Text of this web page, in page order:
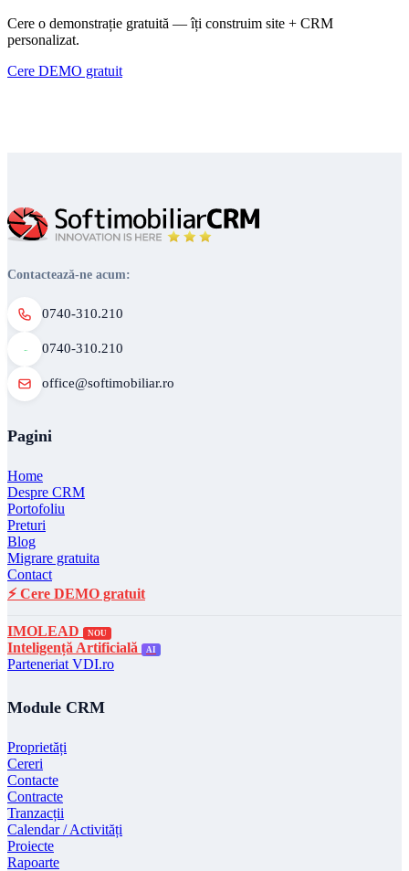
Cere o demonstrație gratuită — îți construim site + CRM
personalizat.
Cere DEMO gratuit
Contactează-ne acum:
0740-310.210
0740-310.210
office@softimobiliar.ro
Pagini
Home
Despre CRM
Portofoliu
Preturi
Blog
Migrare gratuita
Contact
⚡ Cere DEMO gratuit
IMOLEAD NOU
Inteligență Artificială AI
Parteneriat VDI.ro
Module CRM
Proprietăți
Cereri
Contacte
Contracte
Tranzacții
Calendar / Activități
Proiecte
Rapoarte